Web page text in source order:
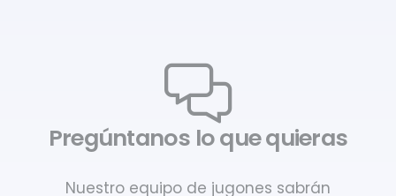
Pregúntanos lo que quieras
Nuestro equipo de jugones sabrán